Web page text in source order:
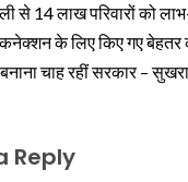
से 14 लाख परिवारों को
के लिए किए गए बेहतर
चाह रहीं सरकार –
Reply